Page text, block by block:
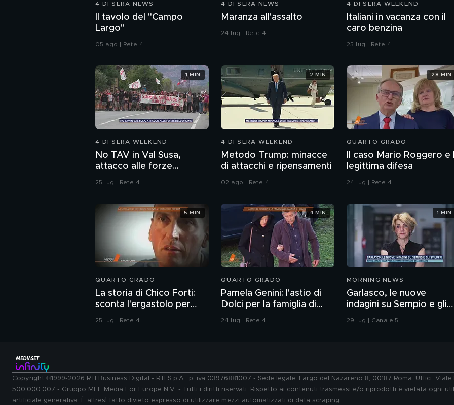
4 DI SERA NEWS
Il tavolo del "Campo
Largo"
05 ago | Rete 4
4 DI SERA NEWS
Maranza all'assalto
24 lug | Rete 4
4 DI SERA WEEKEND
Italiani in vacanza con il
caro benzina
25 lug | Rete 4
4 DI SERA WEEKEND
No TAV in Val Susa,
attacco alle forze
dell'ordine
25 lug | Rete 4
1 MIN
4 DI SERA WEEKEND
Metodo Trump: minacce
di attacchi e ripensamenti
02 ago | Rete 4
2 MIN
QUARTO GRADO
Il caso Mario Roggero e
legittima difesa
24 lug | Rete 4
28 MIN
QUARTO GRADO
La storia di Chico Forti:
sconta l'ergastolo per
omicidio
25 lug | Rete 4
5 MIN
QUARTO GRADO
Pamela Genini: l'astio di
Dolci per la famiglia di
Pamela
24 lug | Rete 4
4 MIN
MORNING NEWS
Garlasco, le nuove
indagini su Sempio e gli
sviluppi
29 lug | Canale 5
1 MIN
Copyright ©1999-2026 RTI Business Digital - RTI S.p.A.: p. iva 03976881007 - Sede legale: Largo del Nazareno 8, 00187 Roma. Uffici:
500.000.007 - Gruppo MFE Media For Europe N.V. - Tutti i diritti riservati. Rispetto ai contenuti trasmessi e/o riprodotti è vietata ogni
artificiale generativa. È altresì fatto divieto espresso di utilizzare mezzi automatizzati di data scraping.